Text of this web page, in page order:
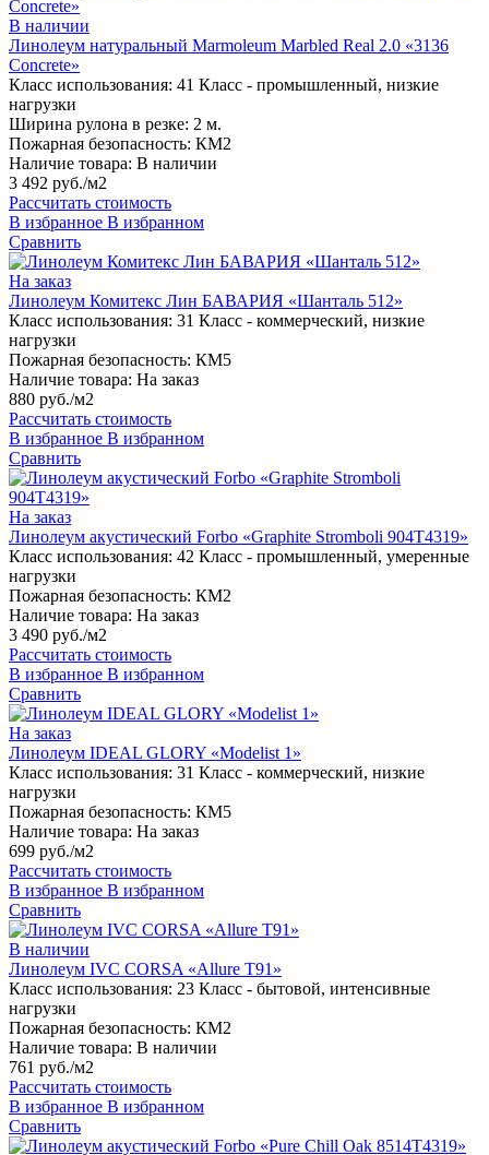
В наличии
Линолеум натуральный Marmoleum Marbled Real 2.0 «3136
Сoncrete»
Класс использования: 41 Класс - промышленный, низкие
нагрузки
Ширина рулона в резке: 2 м.
Пожарная безопасность: КМ2
Наличие товара: В наличии
3 492 руб./м2
Рассчитать стоимость
В избранное В избранном
Сравнить
На заказ
Линолеум Комитекс Лин БАВАРИЯ «Шанталь 512»
Класс использования: 31 Класс - коммерческий, низкие
нагрузки
Пожарная безопасность: КМ5
Наличие товара: На заказ
880 руб./м2
Рассчитать стоимость
В избранное В избранном
Сравнить
На заказ
Линолеум акустический Forbo «Graphite Stromboli 904T4319»
Класс использования: 42 Класс - промышленный, умеренные
нагрузки
Пожарная безопасность: КМ2
Наличие товара: На заказ
3 490 руб./м2
Рассчитать стоимость
В избранное В избранном
Сравнить
На заказ
Линолеум IDEAL GLORY «Modelist 1»
Класс использования: 31 Класс - коммерческий, низкие
нагрузки
Пожарная безопасность: КМ5
Наличие товара: На заказ
699 руб./м2
Рассчитать стоимость
В избранное В избранном
Сравнить
В наличии
Линолеум IVC CORSA «Allure T91»
Класс использования: 23 Класс - бытовой, интенсивные
нагрузки
Пожарная безопасность: КМ2
Наличие товара: В наличии
761 руб./м2
Рассчитать стоимость
В избранное В избранном
Сравнить